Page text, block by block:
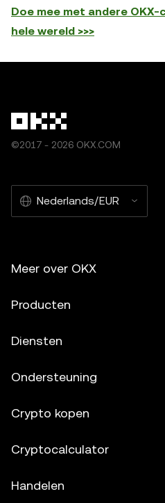
Doe mee met andere
hele wereld >>>
©2017 - 2026 OKX.COM
Nederlands/EUR
Meer over OKX
Producten
Diensten
Ondersteuning
Crypto kopen
Cryptocalculator
Handelen